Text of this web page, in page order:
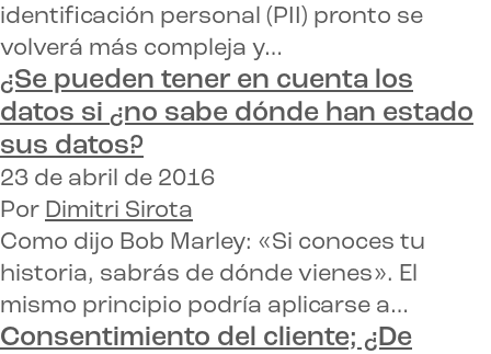
identificación personal (PII) pronto se
volverá más compleja y…
¿Se pueden tener en cuenta los
datos si ¿no sabe dónde han estado
sus datos?
23 de abril de 2016
Por Dimitri Sirota
Como dijo Bob Marley: «Si conoces tu
historia, sabrás de dónde vienes». El
mismo principio podría aplicarse a…
Consentimiento del cliente; ¿De